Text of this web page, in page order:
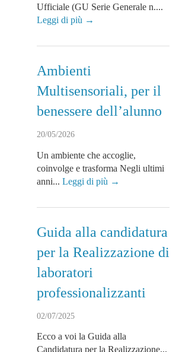
Ufficiale (GU Serie Generale n....
Leggi di più →
Ambienti
Multisensoriali, per il
benessere dell’alunno
20/05/2026
Un ambiente che accoglie,
coinvolge e trasforma Negli ultimi
anni... Leggi di più →
Guida alla candidatura
per la Realizzazione di
laboratori
professionalizzanti
02/07/2025
Ecco a voi la Guida alla
Candidatura per la Realizzazione...